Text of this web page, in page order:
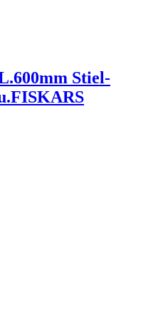
Stiel-